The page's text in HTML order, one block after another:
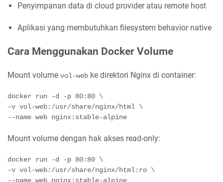
Penyimpanan data di cloud provider atau remote host
Aplikasi yang membutuhkan filesystem behavior native
Cara Menggunakan Docker Volume
Mount volume vol-web ke direktori Nginx di container:
docker run -d -p 80:80 \
-v vol-web:/usr/share/nginx/html \
Mount volume dengan hak akses read-only:
docker run -d -p 80:80 \
-v vol-web:/usr/share/nginx/html:ro \